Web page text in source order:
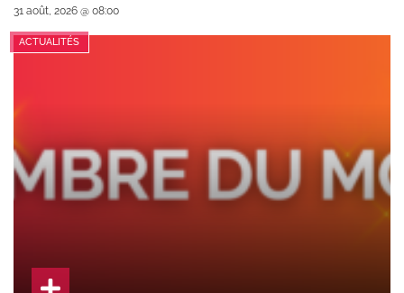
31 août, 2026 @ 08:00
ACTUALITÉS